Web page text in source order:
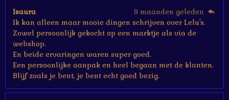
Isaura
9 maanden geleden
Ik kan alleen maar mooie dingen schrijven over Lelu's.
Zowel persoonlijk gekocht op een marktje als via de
webshop.
En beide ervaringen waren super goed.
Een persoonlijke aanpak en heel begaan met de klanten.
Blijf zoals je bent, je bent echt goed bezig.